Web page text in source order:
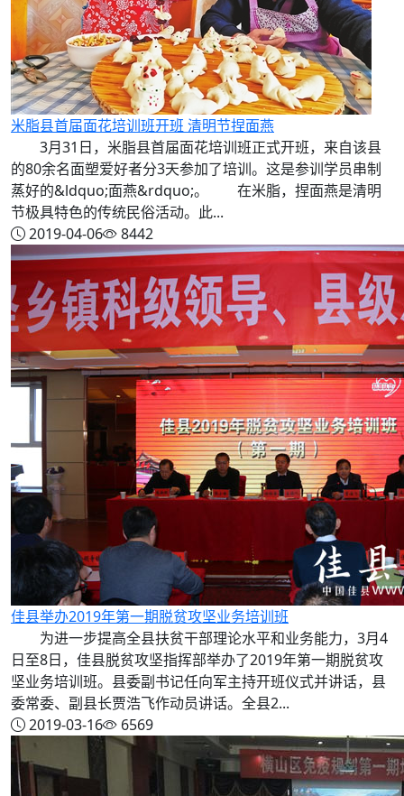
米脂县首届面花培训班开班 清明节捏面燕
3月31日，米脂县首届面花培训班正式开班，来自该县
的80余名面塑爱好者分3天参加了培训。这是参训学员串制
蒸好的&ldquo;面燕&rdquo;。 在米脂，捏面燕是清明
节极具特色的传统民俗活动。此...
2019-04-06
8442
佳县举办2019年第一期脱贫攻坚业务培训班
为进一步提高全县扶贫干部理论水平和业务能力，3月4
日至8日，佳县脱贫攻坚指挥部举办了2019年第一期脱贫攻
坚业务培训班。县委副书记任向军主持开班仪式并讲话，县
委常委、副县长贾浩飞作动员讲话。全县2...
2019-03-16
6569